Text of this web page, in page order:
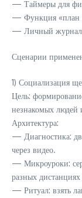
— Таймеры для
— Функция «план
— Личный журнал
Сценарии
1) Социализация
Цель:
незнакомых людей
Архитектура:
— Диагностика:
через видео.
— Микроуроки:
разных
— Ритуал: взять